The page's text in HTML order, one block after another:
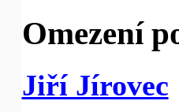
Omezení
Jiří Jírovec